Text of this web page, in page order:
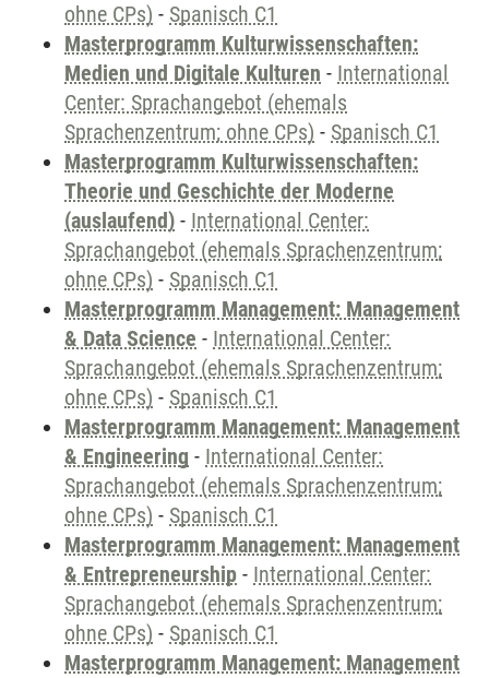
ohne CPs) - Spanisch C1
Masterprogramm Kulturwissenschaften:
Medien und Digitale Kulturen - International
Center: Sprachangebot (ehemals
Sprachenzentrum; ohne CPs) - Spanisch C1
Masterprogramm Kulturwissenschaften:
Theorie und Geschichte der Moderne
(auslaufend) - International Center:
Sprachangebot (ehemals Sprachenzentrum;
ohne CPs) - Spanisch C1
Masterprogramm Management: Management
& Data Science - International Center:
Sprachangebot (ehemals Sprachenzentrum;
ohne CPs) - Spanisch C1
Masterprogramm Management: Management
& Engineering - International Center:
Sprachangebot (ehemals Sprachenzentrum;
ohne CPs) - Spanisch C1
Masterprogramm Management: Management
& Entrepreneurship - International Center:
Sprachangebot (ehemals Sprachenzentrum;
ohne CPs) - Spanisch C1
Masterprogramm Management: Management